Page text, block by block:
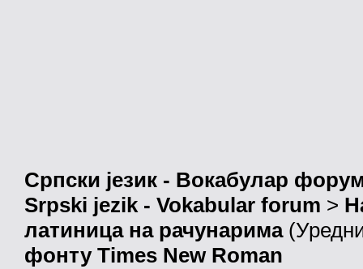
Српски језик - Вокабулар
Srpski jezik - Vokabular forum >
латиница на рачунарима
фонту Times New Roman